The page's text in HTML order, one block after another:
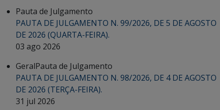
Pauta de Julgamento
PAUTA DE JULGAMENTO N. 99/2026, DE 5 DE AGOSTO
DE 2026 (QUARTA-FEIRA).
03 ago 2026
GeralPauta de Julgamento
PAUTA DE JULGAMENTO N. 98/2026, DE 4 DE AGOSTO
DE 2026 (TERÇA-FEIRA).
31 jul 2026